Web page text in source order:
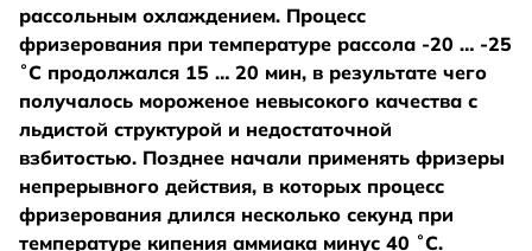
рассольным охлаждением. Процесс
фризерования при температуре рассола -20 … -25
˚С продолжался 15 … 20 мин, в результате чего
получалось мороженое невысокого качества с
льдистой структурой и недостаточной
взбитостью. Позднее начали применять фризеры
непрерывного действия, в которых процесс
фризерования длился несколько секунд при
температуре кипения аммиака минус 40 ˚С.